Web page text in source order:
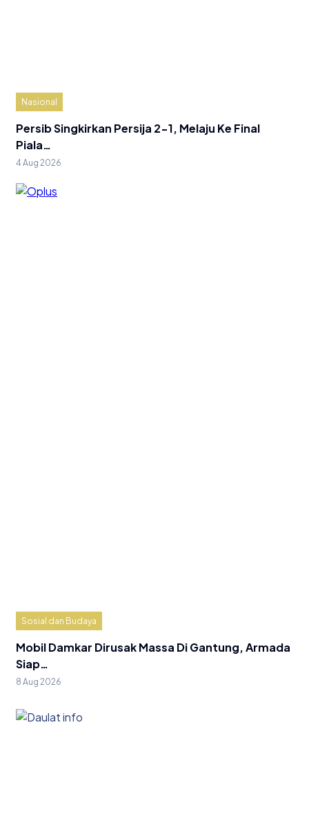
Nasional
Persib Singkirkan Persija 2-1, Melaju Ke Final
Piala…
4 Aug 2026
Sosial dan Budaya
Mobil Damkar Dirusak Massa Di Gantung, Armada
Siap…
8 Aug 2026